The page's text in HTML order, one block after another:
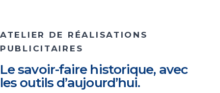
ATELIER DE RÉALISATIONS
PUBLICITAIRES
Le savoir-faire historique, avec
les outils d’aujourd’hui.